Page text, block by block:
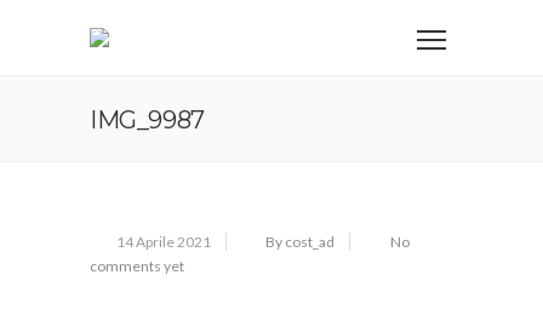
IMG_9987
14 Aprile 2021 By cost_ad
No
comments yet